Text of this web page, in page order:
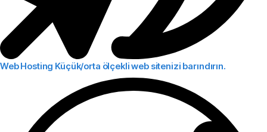
Web Hosting Küçük/orta ölçekli web sitenizi barındırın.